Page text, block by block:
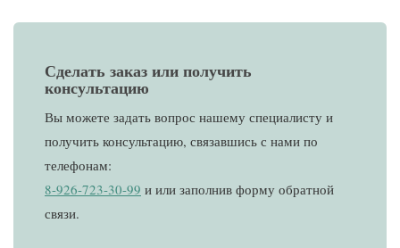
Сделать заказ или получить
консультацию
Вы можете задать вопрос нашему специалисту и
получить консультацию, связавшись с нами по
телефонам:
8-926-723-30-99 и или заполнив форму обратной
связи.